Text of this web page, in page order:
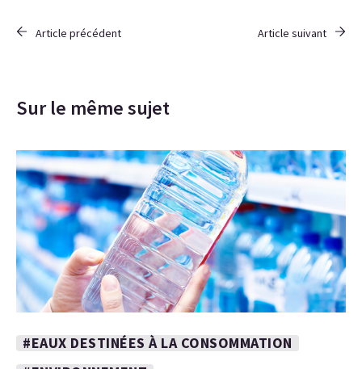
Article précédent Article suivant
Sur le même sujet
#EAUX DESTINÉES À LA CONSOMMATION